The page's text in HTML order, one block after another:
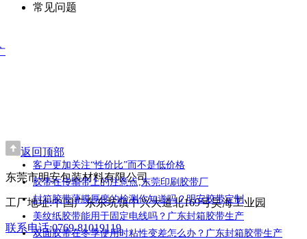
常见问题
客户更加关注“性价比”而不是低价格
胶带在传输带上的注意点,东莞印刷胶带厂
封箱胶带薄膜厚度的检测你知道吗？明安胶带定制
美纹纸胶带能用于固定电线吗？广东封箱胶带生产
双面胶带在冬季使用时粘性变差怎么办？广东封箱胶带生产
返回顶部
东莞市明安包装材料有限公司
工厂地址:中国广东东坑镇中兴大道北169号昊海工业园
联系电话:0769-81019119